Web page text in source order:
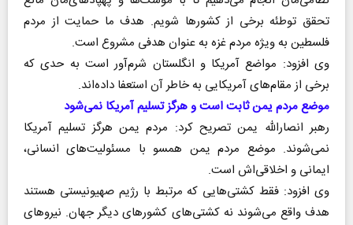
تحقق توطئه برخی از کشور‌ها شویم. هدف ما حمایت از مردم
فلسطین به ویژه مردم غزه به عنوان هدفی مشروع است.
وی افزود: مواضع آمریکا و انگلستان شرم‌آور است به حدی که
برخی از مقام‌های آمریکایی به خاطر آن استعفا داده‌اند.
موضع مردم یمن ثابت است و هرگز تسلیم آمریکا نمی‌شود
رهبر انصارالله یمن تصریح کرد: مردم یمن هرگز تسلیم آمریکا
نمی‌شوند. موضع مردم یمن همسو با مسئولیت‌های انسانی،
ایمانی و اخلاقی‌اش است.
وی افزود: فقط کشتی‌هایی که مرتبط با رژیم صهیونیستی هستند
هدف واقع می‌شوند نه کشتی‌های کشور‌های دیگر جهان. نیرو‌های